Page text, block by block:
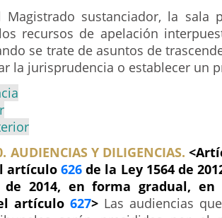
sustanciador, la sala
recursos de apelación
se trate de asuntos de
la jurisprudencia o establecer un
AUDIENCIAS Y DILIGENCIAS.
artículo626 de la Ley 1564 de
de 2014, en forma gradual,
artículo 627> Las audiencias